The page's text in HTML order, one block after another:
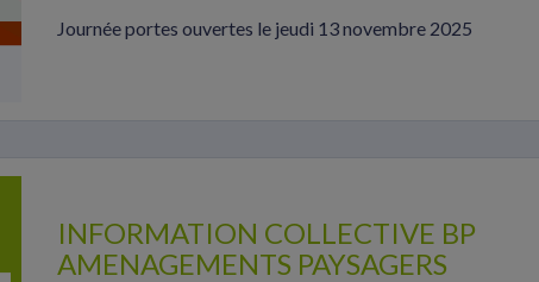
Journée portes ouvertes le jeudi 13 novembre 2025
INFORMATION COLLECTIVE BP
AMENAGEMENTS PAYSAGERS